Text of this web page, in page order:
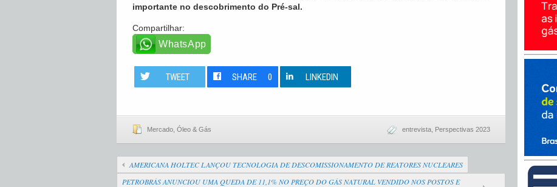
importante no descobrimento do Pré-sal.
Compartilhar:
WhatsApp
TWEET SHARE 0 LINKEDIN
Mercado Óleo & Gás entrevista Perspectivas 2023
AMERICANA HOLTEC LANÇOU TECNOLOGIA DE DESCOMISSIONAMENTO DE REATORES NUCLEARES
PETROBRÁS ANUNCIOU UMA QUEDA DE 11,1% NO PREÇO DO GÁS NATURAL VENDIDO NOS POSTOS E